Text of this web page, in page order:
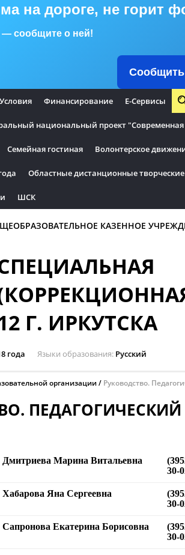
на дороге, не горит
— сообщите о ней!
Условия Финансирование Е-Сервисы
национальный проект "Современная
Семейная гостиная Волонтерское
Областные дистанционные
ШСК
КАЗЕННОЕ
Г. ИРКУТСКА
года Языки образования Русский
организации Руководство.
ПЕДАГОГИЧЕСКИЙ
Дмитриева Марина Витальевна
30-
Хабарова Яна Сергеевна
30-
Сапронова Екатерина Борисовна
30-